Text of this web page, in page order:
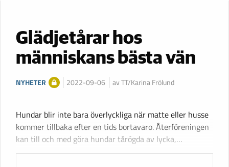
Glädjetårar hos
människans bästa vän
NYHETER 2022-09-06 av TT/Karina Frölund
Hundar blir inte bara överlyckliga när matte eller husse
kommer tillbaka efter en tids bortavaro. Återföreningen
kan till och med göra hundar tårögda av lycka,…